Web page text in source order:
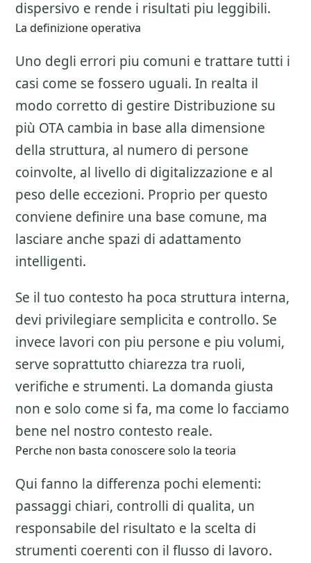
dispersivo e rende i risultati piu leggibili.
La definizione operativa
Uno degli errori piu comuni e trattare tutti i
casi come se fossero uguali. In realta il
modo corretto di gestire Distribuzione su
più OTA cambia in base alla dimensione
della struttura, al numero di persone
coinvolte, al livello di digitalizzazione e al
peso delle eccezioni. Proprio per questo
conviene definire una base comune, ma
lasciare anche spazi di adattamento
intelligenti.
Se il tuo contesto ha poca struttura interna,
devi privilegiare semplicita e controllo. Se
invece lavori con piu persone e piu volumi,
serve soprattutto chiarezza tra ruoli,
verifiche e strumenti. La domanda giusta
non e solo come si fa, ma come lo facciamo
bene nel nostro contesto reale.
Perche non basta conoscere solo la teoria
Qui fanno la differenza pochi elementi:
passaggi chiari, controlli di qualita, un
responsabile del risultato e la scelta di
strumenti coerenti con il flusso di lavoro.